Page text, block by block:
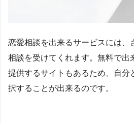
恋愛相談を出来るサービスには、
相談を受けてくれます。無料で出
提供するサイトもあるため、自分
択することが出来るのです。